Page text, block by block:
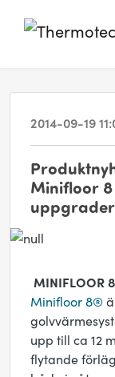
2014-09-19
Minifloor
MINIFLOOR 8
Minifloor 8®
upp till ca 12 m
flytande